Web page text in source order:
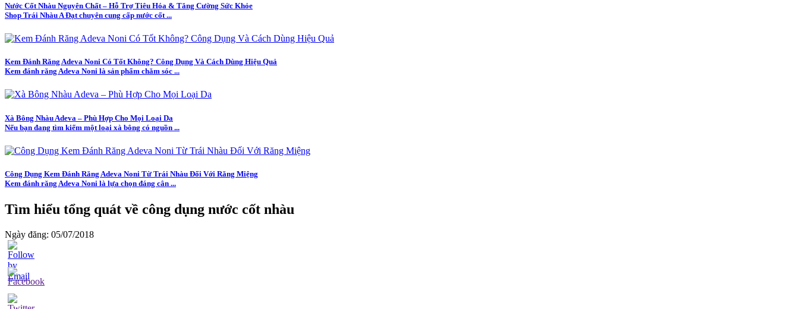
Nước Cốt Nhàu Nguyên Chất – Hỗ Trợ Tiêu Hóa & Tăng Cường Sức Khỏe
Shop Trái Nhàu A Đạt chuyên cung cấp nước cốt ...
Kem Đánh Răng Adeva Noni Có Tốt Không? Công Dụng Và Cách Dùng Hiệu Quả
Kem đánh răng Adeva Noni là sản phẩm chăm sóc ...
Xà Bông Nhàu Adeva – Phù Hợp Cho Mọi Loại Da
Nếu bạn đang tìm kiếm một loại xà bông có nguồn ...
Công Dụng Kem Đánh Răng Adeva Noni Từ Trái Nhàu Đối Với Răng Miệng
Kem đánh răng Adeva Noni là lựa chọn đáng cân ...
Tìm hiểu tổng quát về công dụng nước cốt nhàu
Ngày đăng: 05/07/2018